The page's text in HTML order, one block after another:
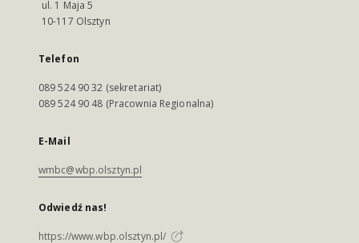
ul. 1 Maja 5
10-117 Olsztyn
Telefon
089 524 90 32 (sekretariat)
089 524 90 48 (Pracownia Regionalna)
E-Mail
wmbc@wbp.olsztyn.pl
Odwiedź nas!
https://www.wbp.olsztyn.pl/